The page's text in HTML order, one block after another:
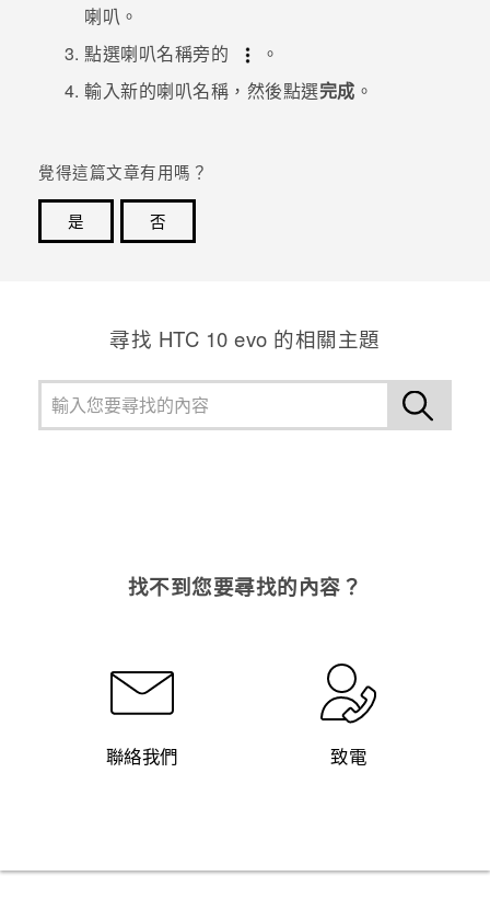
喇叭。
點選喇叭名稱旁的
。
輸入新的喇叭名稱，然後點選完成 。
覺得這篇文章有用嗎？
是
否
尋找 HTC 10 evo 的相關主題
找不到您要尋找的內容？
聯絡我們 致電